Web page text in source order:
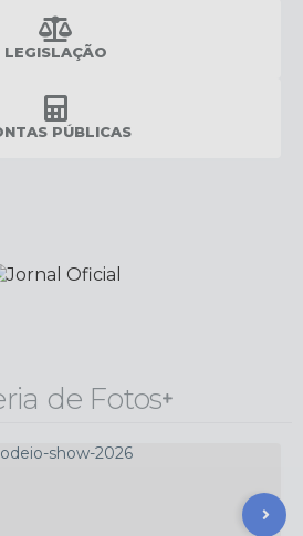
LEGISLAÇÃO
PÚBLICAS
de Fotos